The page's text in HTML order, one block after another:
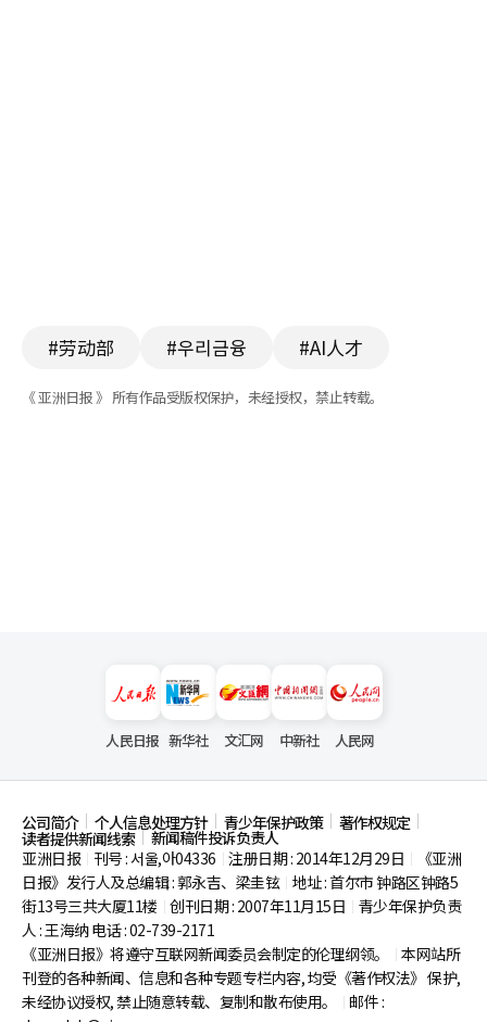
#劳动部 #우리금융 #AI人才
《 亚洲日报 》 所有作品受版权保护，未经授权，禁止转载。
人民日报 新华社 文汇网 中新社 人民网
公司简介 个人信息处理方针 青少年保护政策 著作权规定
读者提供新闻线索
新闻稿件投诉负责人
亚洲日报
刊号 : 서울,아04336 注册日期 : 2014年12月29日
《亚洲
日报》发行人及总编辑 : 郭永吉、梁圭铉 地址 : 首尔市钟路区钟路5
街13号三共大厦11楼 创刊日期 : 2007年11月15日
青少年保护负责
人 : 王海纳 电话 : 02-739-2171
《亚洲日报》将遵守互联网新闻委员会制定的伦理纲领。
本网站所
刊登的各种新闻、信息和各种专题专栏内容, 均受《著作权法》 保护,
未经协议授权, 禁止随意转载、复制和散布使用。
邮件 :